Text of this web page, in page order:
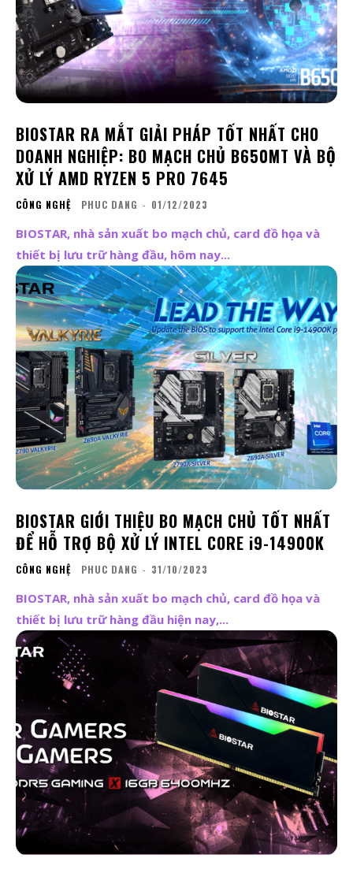
BIOSTAR RA MẮT GIẢI PHÁP TỐT NHẤT CHO
DOANH NGHIỆP: BO MẠCH CHỦ B650MT VÀ BỘ
XỬ LÝ AMD RYZEN 5 PRO 7645
CÔNG NGHỆ PHUC DANG - 01/12/2023
BIOSTAR, nhà sản xuất bo mạch chủ, card đồ họa và
thiết bị lưu trữ hàng đầu, hôm nay...
BIOSTAR GIỚI THIỆU BO MẠCH CHỦ TỐT NHẤT
ĐỂ HỖ TRỢ BỘ XỬ LÝ INTEL CORE i9-14900K
CÔNG NGHỆ PHUC DANG - 31/10/2023
BIOSTAR, nhà sản xuất bo mạch chủ, card đồ họa và
thiết bị lưu trữ hàng đầu hiện nay,...